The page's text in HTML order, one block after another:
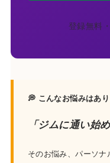
登録無料
💭 こんなお悩みはあ
「ジムに通い始
そのお悩み、パーソナ